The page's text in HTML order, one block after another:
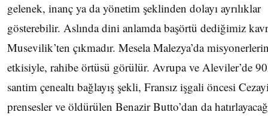
gelenek, inanç ya da yönetim şeklinden dolayı ayrılıklar
gösterebilir. Aslında dini anlamda başörtü dediğimiz
Musevilik’ten çıkmadır. Mesela Malezya’da
etkisiyle, rahibe örtüsü görülür. Avrupa ve Aleviler’de
santim çenealtı bağlayış şekli, Fransız işgali öncesi
prensesler ve öldürülen Benazir Butto’dan da